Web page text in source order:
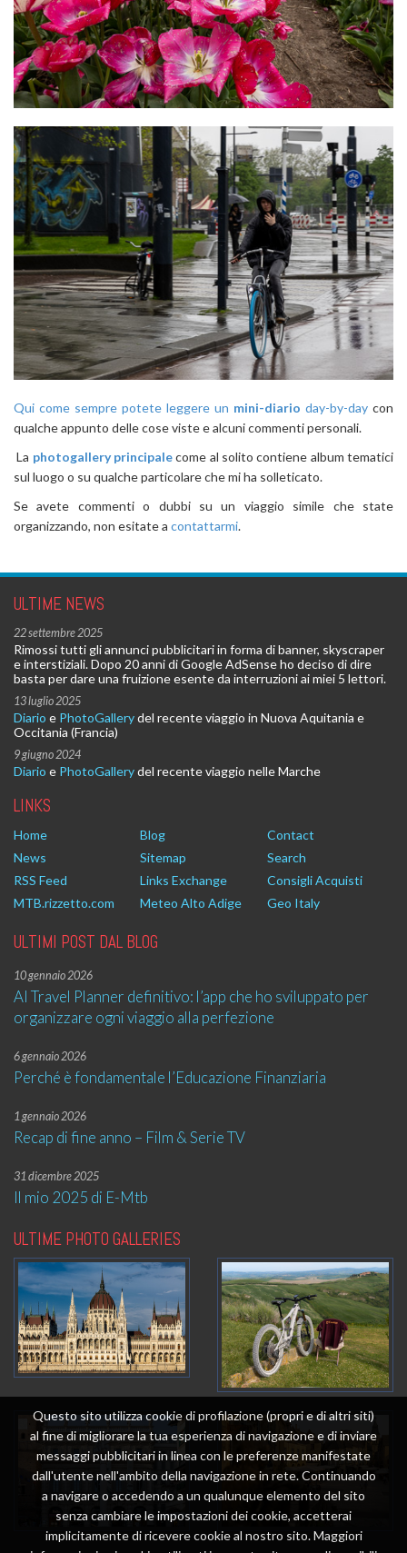
Qui come sempre potete leggere un mini-diario day-by-day con
qualche appunto delle cose viste e alcuni commenti personali.
La photogallery principalecome al solito contiene album tematici
sul luogo o su qualche particolare che mi ha solleticato.
Se avete commenti o dubbi su un viaggio simile che state
organizzando, non esitate a contattarmi.
ULTIME NEWS
22 settembre 2025
Rimossi tutti gli annunci pubblicitari in forma di banner, skyscraper
e interstiziali. Dopo 20 anni di Google AdSense ho deciso di dire
basta per dare una fruizione esente da interruzioni ai miei 5 lettori.
13 luglio 2025
Diario e PhotoGallerydel recente viaggio in Nuova Aquitania e
Occitania (Francia)
9 giugno 2024
Diario e PhotoGallerydel recente viaggio nelle Marche
LINKS
Home Blog
Contact
News
Sitemap
Search
RSS Feed
Links Exchange
Consigli Acquisti
MTB.rizzetto.com
Meteo Alto Adige Geo Italy
ULTIMI POST DAL BLOG
10 gennaio 2026
AI Travel Planner definitivo: l’app che ho sviluppato per
organizzare ogni viaggio alla perfezione
6 gennaio 2026
Perché è fondamentale l’Educazione Finanziaria
1 gennaio 2026
Recap di fine anno – Film & Serie TV
31 dicembre 2025
Il mio 2025 di E-Mtb
ULTIME PHOTO GALLERIES
Questo sito utilizza cookie di profilazione (propri e di altri siti)
al fine di migliorare la tua esperienza di navigazione e di inviare
messaggi pubblicitari in linea con le preferenze manifestate
dall'utente nell'ambito della navigazione in rete. Continuando
a navigare o accedendo a un qualunque elemento del sito
senza cambiare le impostazioni dei cookie, accetterai
implicitamente di ricevere cookie al nostro sito. Maggiori